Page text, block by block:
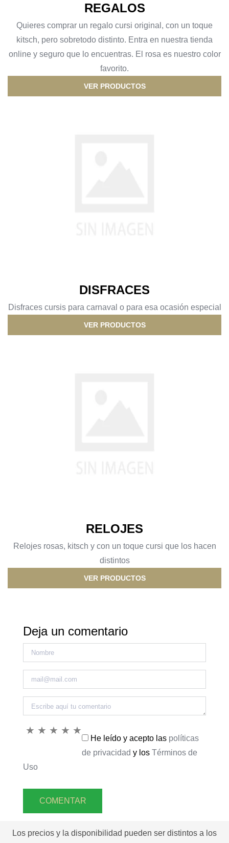
REGALOS
Quieres comprar un regalo cursi original, con un toque
kitsch, pero sobretodo distinto. Entra en nuestra tienda
online y seguro que lo encuentras. El rosa es nuestro color
favorito.
VER PRODUCTOS
DISFRACES
Disfraces cursis para carnaval o para esa ocasión especial
VER PRODUCTOS
RELOJES
Relojes rosas, kitsch y con un toque cursi que los hacen
distintos
VER PRODUCTOS
Deja un comentario
★
★
★
★
★
He leído y acepto las políticas
de privacidad y los Términos de
Uso
COMENTAR
Los precios y la disponibilidad pueden ser distintos a los